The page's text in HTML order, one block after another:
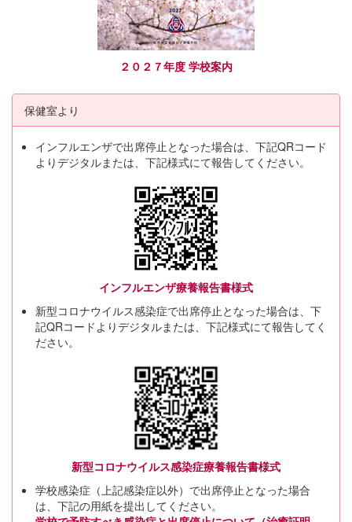
２０２７年度 学校案内
保健室より
インフルエンザで出席停止となった場合は、下記QRコード
よりデジタルまたは、下記様式にて報告してください。
インフルエンザ療養報告書様式
新型コロナウイルス感染症で出席停止となった場合は、下
記QRコードよりデジタルまたは、下記様式にて報告してく
ださい。
新型コロナウイルス感染症療養報告書様式
学校感染症（上記感染症以外）で出席停止となった場合
は、下記の用紙を提出してください。